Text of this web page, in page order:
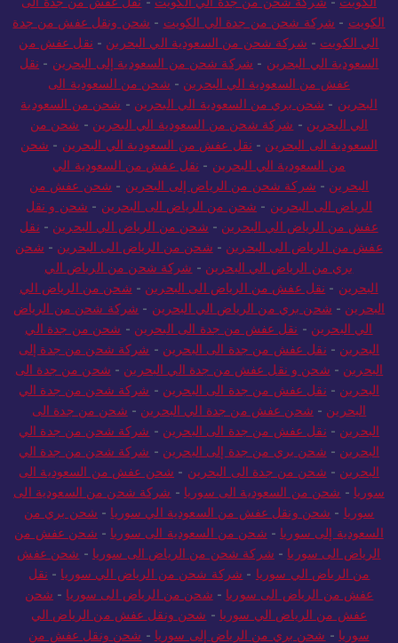
الكويت-شركة شحن من جدة الي الكويت -نقل عفش من جدة الى
الكويت-شركة شحن من جدة الي الكويت-
شحن ونقل عفش من جدة
الي الكويت- شركة شحن من السعودية الي البحرين-
نقل عفش من
السعودية الي البحرين-شركة شحن من السعودية إلى البحرين
عفش من السعودية الي البحرين
-شحن من السعودية الى
البحرين-شحن بري من السعودية الي البحرين -شحن من السعودية
الي البحرين
-شركة شحن من السعودية الي البحرين-شحن من
السعودية الى البحرين- نقل عفش من السعودية الي البحرين-
من السعودية الي البحرين-نقل عفش من السعودية الي
البحرين- شركة شحن من الرياض إلى البحرين-شحن عفش من
الرياض الى البحرين
-شحن من الرياض الى البحرين -شحن و نقل
عفش من الرياض الي البحرين -شحن من الرياض الي البحرين -نقل
عفش من الرياض الى البحرين-شحن من الرياض الى البحرين-
بري من الرياض الي البحرين-
شركة شحن من الرياض الي
البحرين-نقل عفش من الرياض الى البحرين-شحن من الرياض الي
البحرين-شحن بري من الرياض الي البحرين-شركة شحن من الرياض
الي البحرين
-نقل عفش من جدة الى البحرين -شحن من جدة الي
البحرين -نقل عفش من جدة الى البحرين -شركة شحن من جدة إلى
البحرين- شحن و نقل عفش من جدة الي البحرين-شحن من جدة الى
البحرين - نقل عفش من جدة الى البحرين -شركة شحن من جدة الي
البحرين -شحن عفش من جدة الي البحرين-شحن من جدة الى
البحرين - نقل عفش من جدة الى البحرين - شركة شحن من جدة الي
البحرين - شحن بري من جدة إلى البحرين-شركة شحن من جدة الي
البحرين -شحن من جدة الى البحرين- شحن عفش من السعودية الى
سوريا - شحن من السعودية الى سوريا-شركة شحن من السعودية الى
سوريا-شحن ونقل عفش من السعودية الي سوريا - شحن بري من
السعودية إلى سوريا-شحن من السعودية الى سوريا -شحن عفش من
الرياض الى سوريا
- شركة شحن من الرياض الى سوريا - شحن عفش
من الرياض الي سوريا-شركة شحن من الرياض الي سوريا-نقل
عفش من الرياض الى سوريا -شحن من الرياض الى سوريا-
شحن
عفش من الرياض الي سوريا- شحن ونقل عفش من الرياض الي